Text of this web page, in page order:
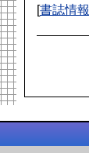
[書誌情報